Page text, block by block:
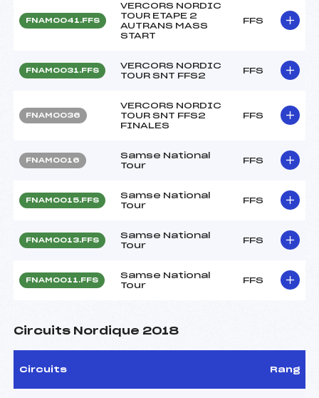
FNAM0041.FFS
VERCORS NORDIC
TOUR ETAPE 2
AUTRANS MASS
START
FFS
FNAM0031.FFS
VERCORS NORDIC
TOUR SNT FFS2
FFS
FNAM0036
VERCORS NORDIC
TOUR SNT FFS2
FINALES
FFS
FNAM0016
Samse National
Tour
FFS
FNAM0015.FFS
Samse National
Tour
FFS
FNAM0013.FFS
Samse National
Tour
FFS
FNAM0011.FFS
Samse National
Tour
FFS
Circuits Nordique 2018
Circuits Rang